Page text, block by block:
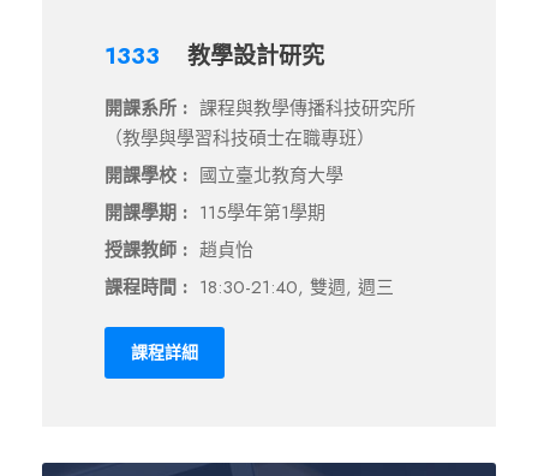
1333 教學設計研究
開課系所 : 課程與教學傳播科技研究所
（教學與學習科技碩士在職專班）
開課學校 : 國立臺北教育大學
開課學期 : 115學年第1學期
授課教師 : 趙貞怡
課程時間 : 18:30-21:40, 雙週, 週三
課程詳細